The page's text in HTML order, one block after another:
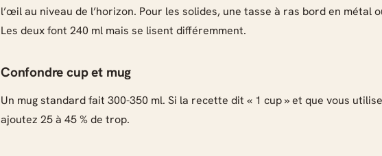
l’œil au niveau de l’horizon. Pour les solides, une tasse à ras bord en métal
Les deux font 240 ml mais se lisent différemment.
Confondre cup et mug
Un mug standard fait 300-350 ml. Si la recette dit « 1 cup » et que vous
ajoutez 25 à 45 % de trop.